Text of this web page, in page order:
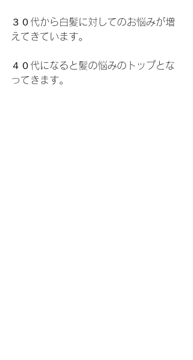
３０代から白髪に対してのお悩みが増
えてきています。
４０代になると髪の悩みのトップとな
ってきます。